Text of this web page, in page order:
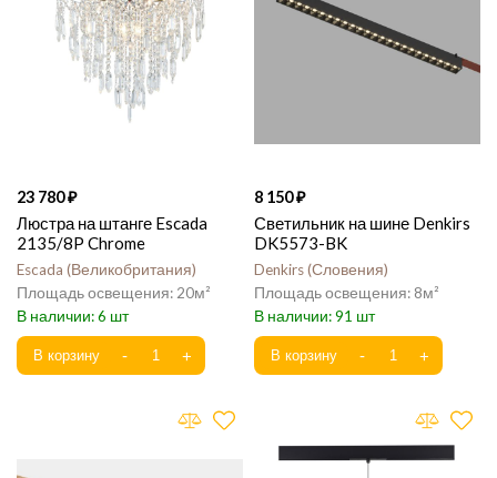
23 780
Люстра на штанге Escada
2135/8P Chrome
Escada Великобритания
20
6
8 150
Светильник на шине Denkirs
DK5573-BK
Denkirs Словения
8
91